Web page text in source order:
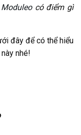
Moduleocó điểm gì
đây để có thể hiểu
nhé!